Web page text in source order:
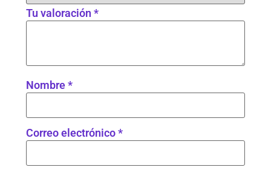
Tu valoración*
Nombre*
Correo electrónico*